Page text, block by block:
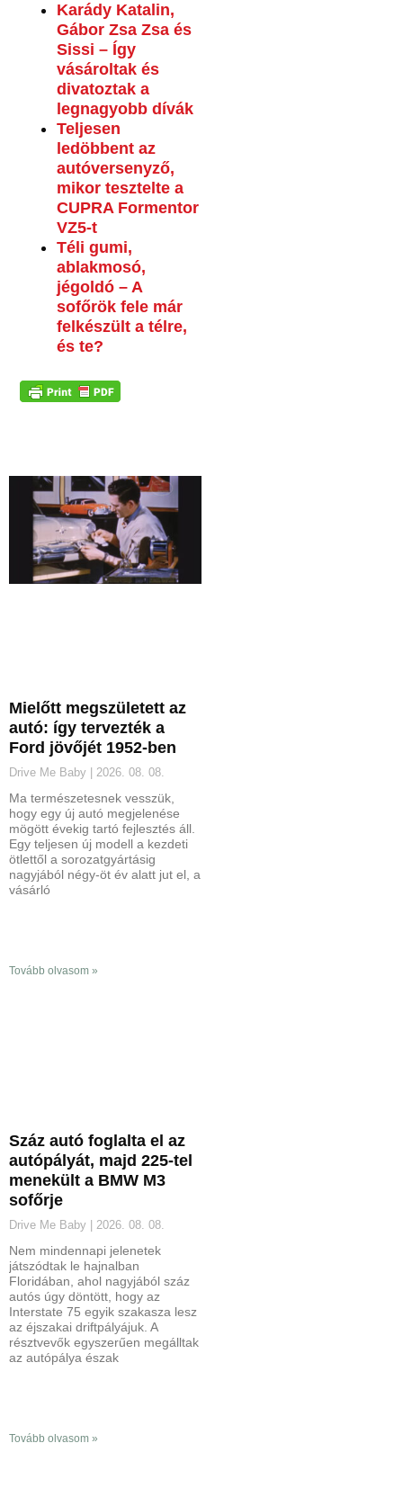
Karády Katalin,
Gábor Zsa Zsa és
Sissi – Így
vásároltak és
divatoztak a
legnagyobb dívák
Teljesen
ledöbbent az
autóversenyző,
mikor tesztelte a
CUPRA Formentor
VZ5-t
Téli gumi,
ablakmosó,
jégoldó – A
sofőrök fele már
felkészült a télre,
és te?
Mielőtt megszületett az
autó: így tervezték a
Ford jövőjét 1952-ben
Drive Me Baby 2026. 08. 08.
Ma természetesnek vesszük,
hogy egy új autó megjelenése
mögött évekig tartó fejlesztés áll.
Egy teljesen új modell a kezdeti
ötlettől a sorozatgyártásig
nagyjából négy-öt év alatt jut el, a
vásárló
Tovább olvasom »
Száz autó foglalta el az
autópályát, majd 225-tel
menekült a BMW M3
sofőrje
Drive Me Baby 2026. 08. 08.
Nem mindennapi jelenetek
játszódtak le hajnalban
Floridában, ahol nagyjából száz
autós úgy döntött, hogy az
Interstate 75 egyik szakasza lesz
az éjszakai driftpályájuk. A
résztvevők egyszerűen megálltak
az autópálya észak
Tovább olvasom »